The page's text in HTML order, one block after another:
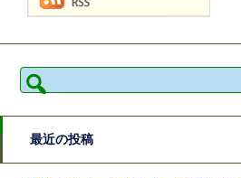
検
索:
最近の投稿